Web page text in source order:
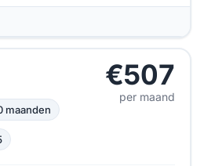
€507
per maand
maanden